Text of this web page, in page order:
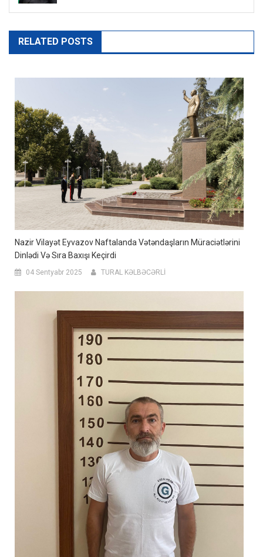
RELATED POSTS
Nazir Vilayət Eyvazov Naftalanda Vətəndaşların Müraciətlərini
Dinlədi Və Sıra Baxışı Keçirdi
04 Sentyabr 2025 TURAL KƏLBƏCƏRLİ